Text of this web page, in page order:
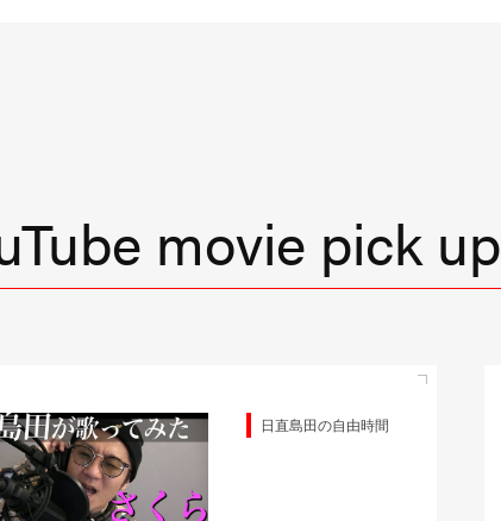
movie pick up
日直島田の優等生台TV